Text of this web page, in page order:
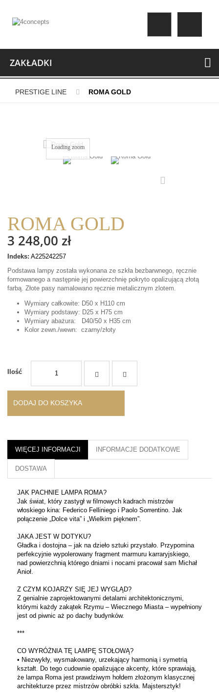
ZAKŁADKI
PRESTIGE LINE ROMA GOLD
Loading zoom
ROMA GOLD
3 248,00 zł
Indeks: A225242257
Podstawa lampy została wykonana ze szkła bezbarwnego, ręcznie
formowanego a następnie jej powierzchnię pokryto opalizującą złotą
farbą. Złote pasy namalowano ręcznie metalicznym zlotem.
Wymiary całkowite: D50 x H110 cm
Wymiary podstawy: D25 x H75 cm
Wymiary abażura: D40/50 x H35 cm
Kolor zewn./wewn: czarny/złoty
Ilość
DODAJ DO KOSZYKA
WIĘCEJ INFORMACJI INFORMACJE DODATKOWE
DOSTAWA
JAK PACHNIE LAMPA ROMA?
Jak świat, który zastygł w filmowych kadrach mistrzów
włoskiego kina: Federico Felliniego i Paolo Sorrentino. Jak
połączenie „Dolce vita” i „Wielkim pięknem”.
JAKA JEST W DOTYKU?
Gładka i dostojna – jak na dzieło sztuki przystało. Przypomina
perfekcyjnie wypolerowany fragment marmuru karraryjskiego,
nad powierzchnią którego dniami i nocami pracował sam Michał
Anioł.
Z CZYM KOJARZY SIĘ JEJ WYGLĄD?
Z genialnie zaprojektowanymi detalami architektonicznymi,
którymi każdy zakątek Rzymu – Wiecznego Miasta – wypełniony
jest od piwnic aż po dachy budynków.
***
CO WYRÓŻNIA TĘ LAMPĘ STOŁOWĄ?
• Niezwykły, wysmakowany, urzekający harmonią i symetrią
kształt. Do tego cudownie opalizujące akcenty, które sprawiają,
że lampa Roma jest prawdziwym hołdem złożonym klasycznej
architekturze przez mistrzów obróbki szkła. Majstersztyk!